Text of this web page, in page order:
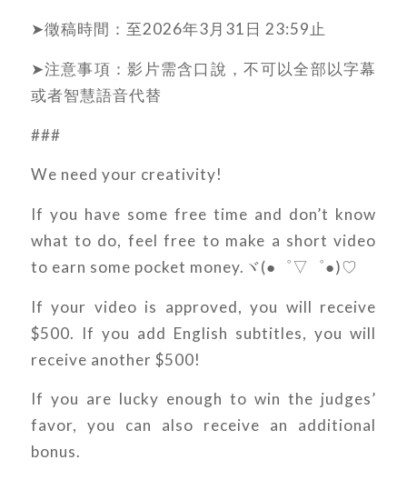
➤徵稿時間：至2026年3月31日 23:59止
➤注意事項：影片需含口說，不可以全部以字幕
或者智慧語音代替
###
We need your creativity!
If you have some free time and don’t know
what to do, feel free to make a short video
to earn some pocket money.ヾ(●゜▽゜●)♡
If your video is approved, you will receive
$500. If you add English subtitles, you will
receive another $500!
If you are lucky enough to win the judges’
favor, you can also receive an additional
bonus.